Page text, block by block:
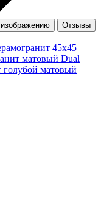
Отзывы
45x45
матовый Dual
голубой матовый